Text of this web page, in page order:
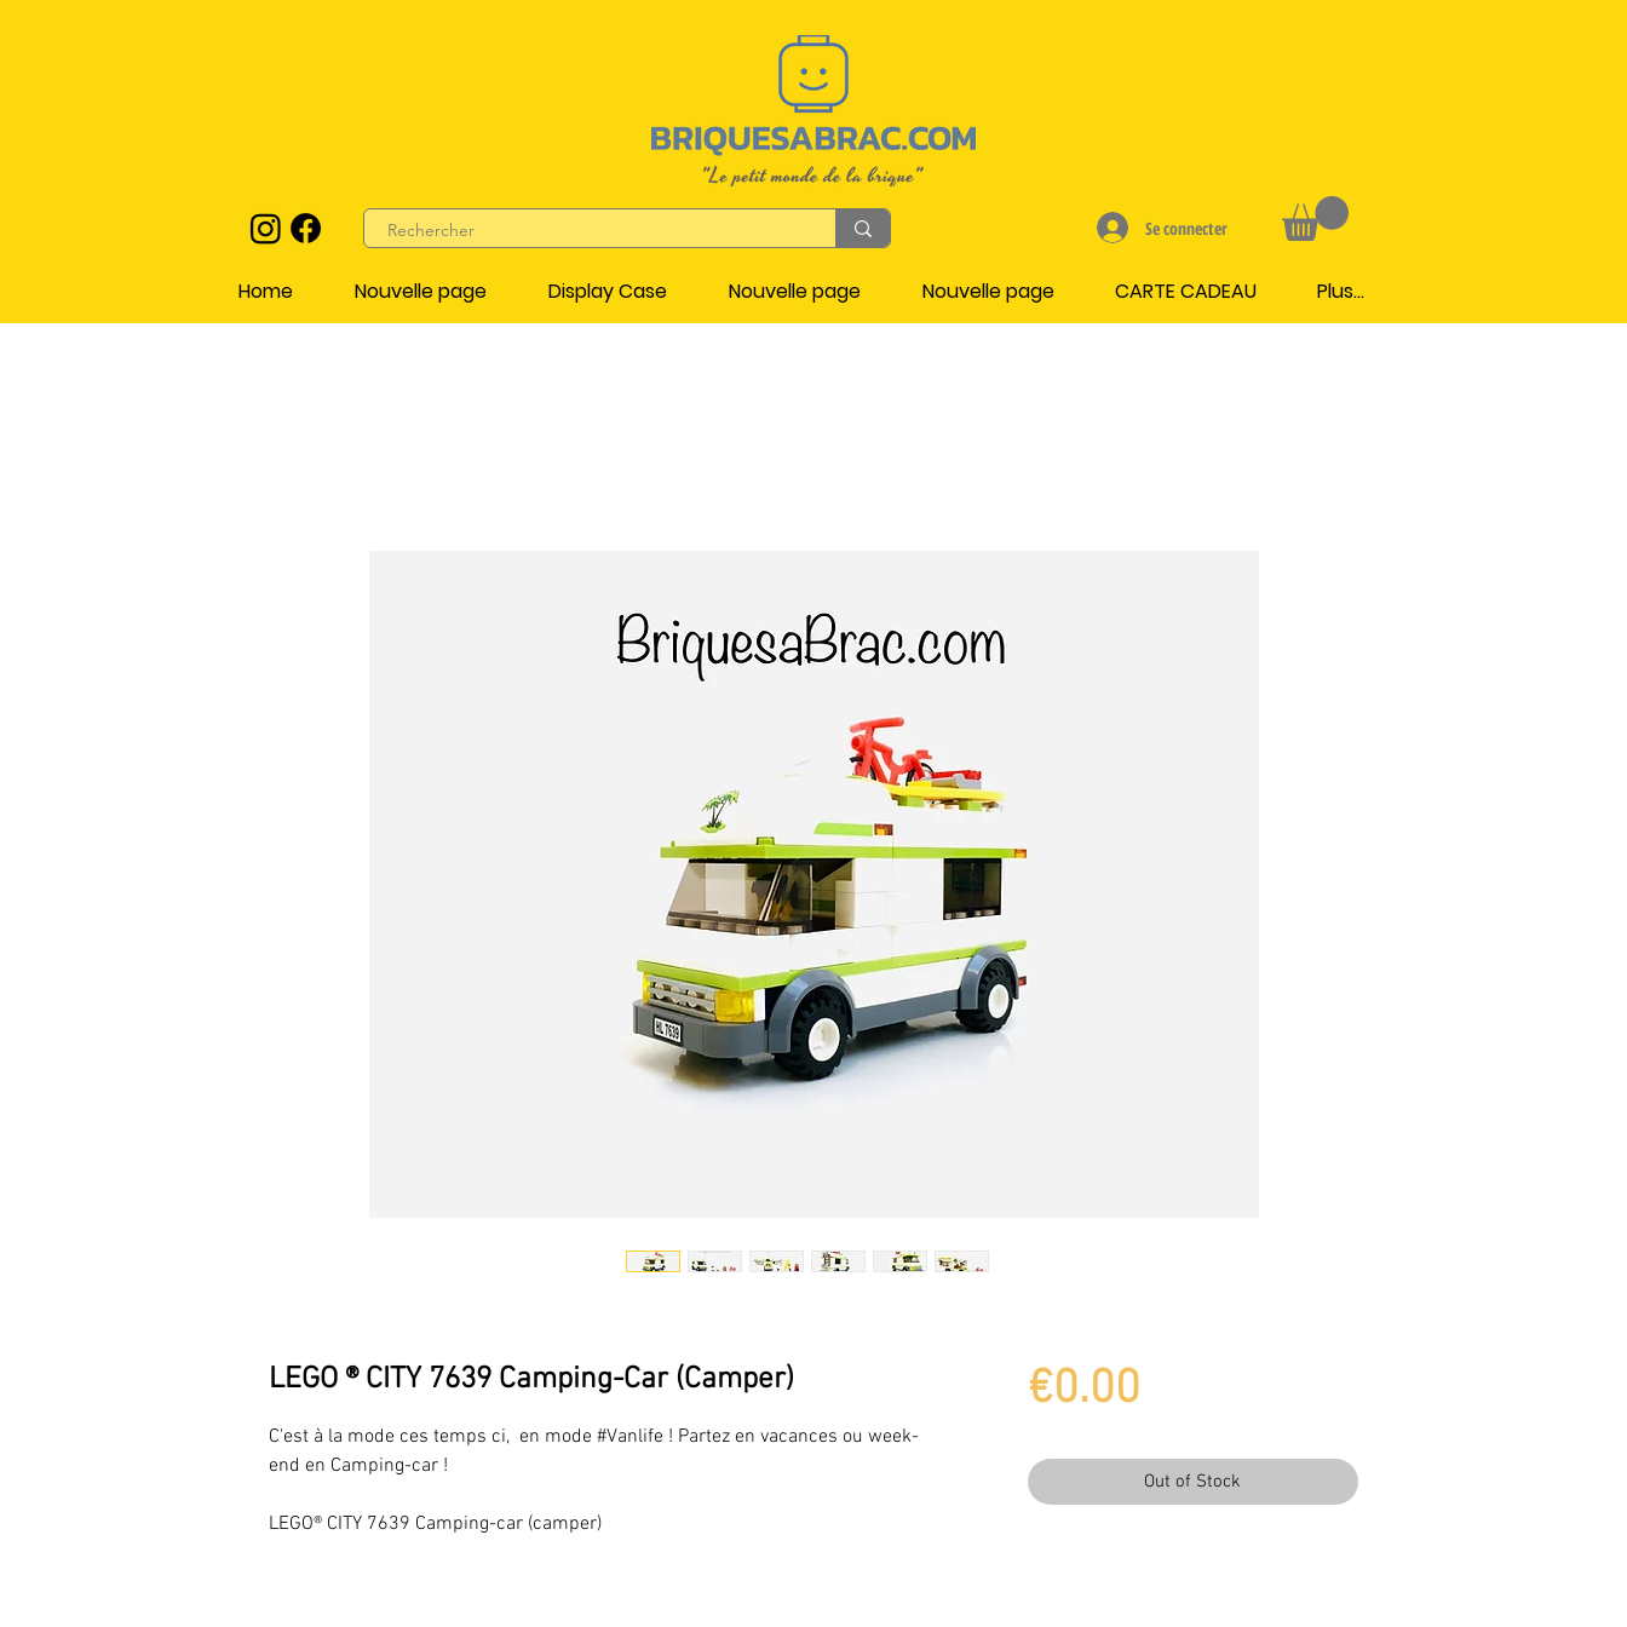
Se connecter
Home Nouvelle page Display Case Nouvelle page Nouvelle page CARTE CADEAU Plus...
LEGO ® CITY 7639 Camping-Car (Camper)
C'est à la mode ces temps ci, en mode #Vanlife ! Partez en vacances ou week-
end en Camping-car !
LEGO® CITY 7639 Camping-car (camper)
€0.00Price
Out of Stock